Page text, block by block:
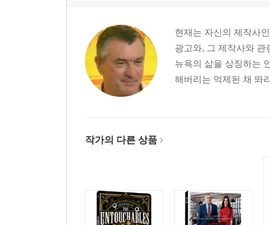
현재는 자신의 제작사
광고와, 그 제작사와 관
뉴욕의 삶을 상징하는
해버리는 억제된 채 똬
작가의 다른 상품